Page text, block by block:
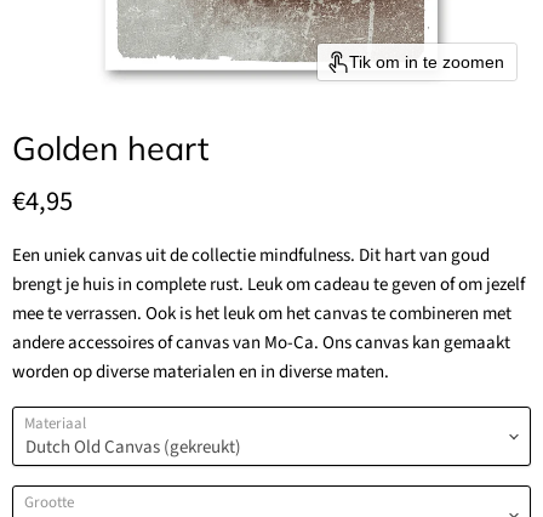
Tik om in te zoomen
Golden heart
Huidige prijs
€4,95
Een uniek canvas uit de collectie mindfulness. Dit hart van goud
brengt je huis in complete rust. Leuk om cadeau te geven of om jezelf
mee te verrassen. Ook is het leuk om het canvas te combineren met
andere accessoires of canvas van Mo-Ca. Ons canvas kan gemaakt
worden op diverse materialen en in diverse maten.
Materiaal
Grootte